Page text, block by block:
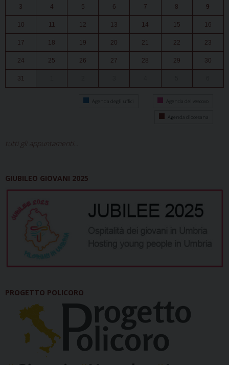
3 4 5 6 7 8 9
10 11 12 13 14 15 16
17 18 19 20 21 22 23
24 25 26 27 28 29 30
31
Agenda degli uffici Agenda del vescovo
Agenda diocesana
tutti gli appuntamenti...
GIUBILEO GIOVANI 2025
PROGETTO POLICORO